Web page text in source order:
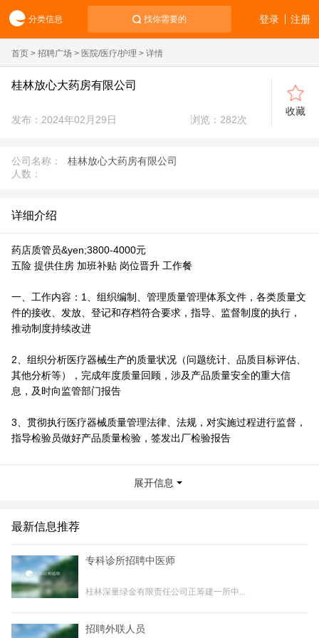
分类信息 找你需要的 注册
登录
首页 > 招聘广场 > 医院/医疗/护理 > 详情
桂林放心大药房有限公司
发布：2024年02月29日 浏览： 282次
收藏
公司名称：
桂林放心大药房有限公司
人数：
详细介绍
药店质管员&yen;3800-4000元
五险 提供住房 加班补贴 岗位晋升 工作餐
一、工作内容：1、组织编制、管理质量管理体系文件，各类质量文
件的接收、发放、登记和存档符合要求，指导、监督制度的执行，
推动制度持续改进
2、组织分析医疗器械生产的质量状况（问题统计、品质目标评估、
其他分析等），完成年度质量回顾，涉及产品质量安全的重大信
息，及时向监管部门报告
3、贯彻执行医疗器械质量管理法律、法规，对实施过程进行监督，
指导检验员做好产品质量检验，签发出厂检验报告
溯性
6、负责对医疗器械供货者、承运商、产品、购货者进行资质审核
7、负责不合格医疗器械的确认，对不合格医疗器械的处理过程实施
监督，组织医疗器械不良事件的收集与报告
展开信息
最新信息推荐
专科诊所招聘中医师
桂林深量绿金有限责任公司正筹建一所中...
招聘外联人员